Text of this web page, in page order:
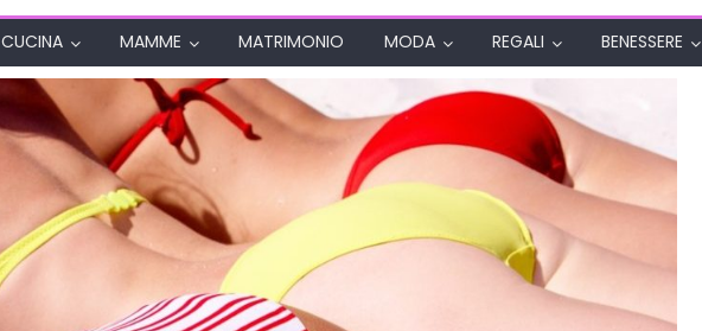
CUCINA MAMME MATRIMONIO MODA REGALI BENESSERE